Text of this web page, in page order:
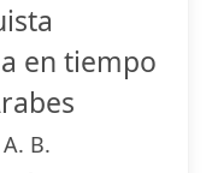
en tiempo
B.